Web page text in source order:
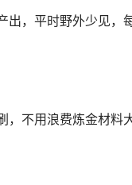
，平时野外少见，
不用浪费炼金材料